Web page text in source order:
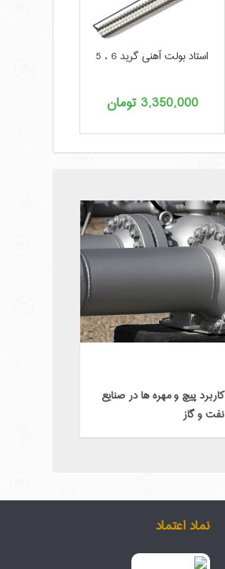
استاد بولت آهنی گرید 6 ، 5
3,350,000تومان
کاربرد پیچ و مهره ها در صنایع
نفت و گاز
نماد اعتماد